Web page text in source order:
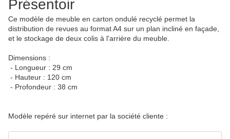
Présentoir
Ce modèle de meuble en carton ondulé recyclé permet la
distribution de revues au format A4 sur un plan incliné en façade,
et le stockage de deux colis à l'arrière du meuble.
Dimensions :
- Longueur : 29 cm
- Hauteur : 120 cm
- Profondeur : 38 cm
Modèle repéré sur internet par la société cliente :